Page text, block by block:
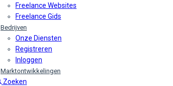
Freelance Websites
Freelance Gids
Bedrijven
Onze Diensten
Registreren
Inloggen
Marktontwikkelingen
Zoeken